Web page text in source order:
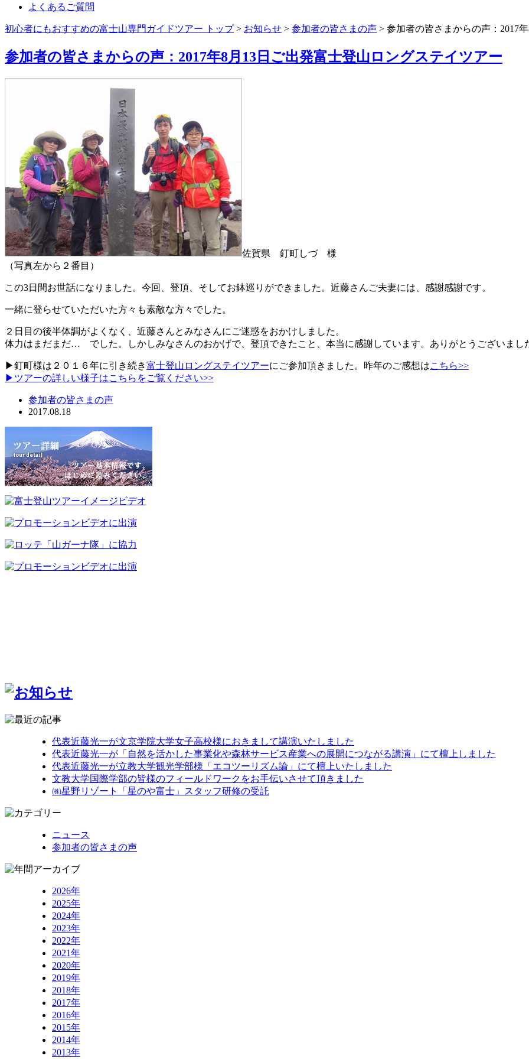
よくあるご質問
初心者にもおすすめの富士山専門ガイドツアー トップ> お知らせ > 参加者の皆さまの声 > 参加者の皆さまからの声：2017
参加者の皆さまからの声：2017年8月13日ご出発富士登山ロングステイツアー
佐賀県 釘町しづ 様
（写真左から２番目）
この3日間お世話になりました。今回、登頂、そしてお鉢巡りができました。近藤さんご夫妻には、感謝感謝です。
一緒に登らせていただいた方々も素敵な方々でした。
２日目の後半体調がよくなく、近藤さんとみなさんにご迷惑をおかけしました。
体力はまだまだ… でした。しかしみなさんのおかげで、登頂できたこと、本当に感謝しています。ありがとうございまし
▶釘町様は２０１６年に引き続き富士登山ロングステイツアーにご参加頂きました。昨年のご感想はこちら>>
▶ツアーの詳しい様子はこちらをご覧ください>>
参加者の皆さまの声
2017.08.18
代表近藤光一が文京学院大学女子高校様におきまして講演いたしました
代表近藤光一が「自然を活かした事業化や森林サービス産業への展開につながる講演」にて檀上しました
代表近藤光一が立教大学観光学部様「エコツーリズム論」にて檀上いたしました
文教大学国際学部の皆様のフィールドワークをお手伝いさせて頂きました
㈱星野リゾート「星のや富士」スタッフ研修の受託
ニュース
参加者の皆さまの声
2026年
2025年
2024年
2023年
2022年
2021年
2020年
2019年
2018年
2017年
2016年
2015年
2014年
2013年